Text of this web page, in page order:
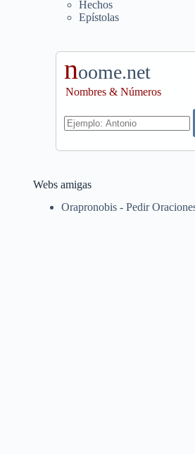
Hechos
Epístolas
noome.net
Nombres & Números
Webs amigas
Orapronobis - Pedir